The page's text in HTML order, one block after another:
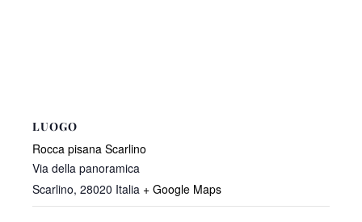
LUOGO
Rocca pisana Scarlino
Via della panoramica
Scarlino, 28020 Italia + Google Maps